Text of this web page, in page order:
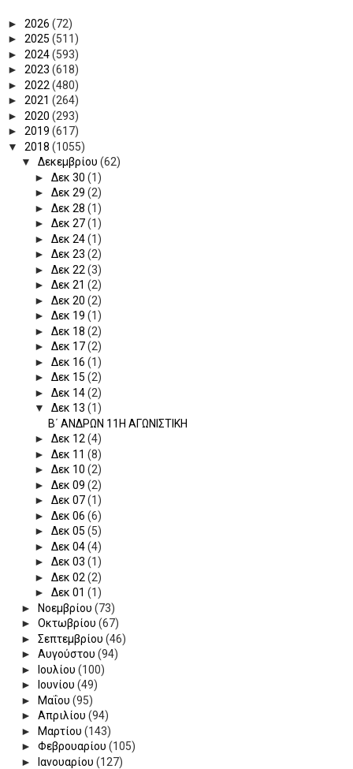
► 2026 (72)
► 2025 (511)
► 2024(593)
► 2023 (618)
► 2022 (480)
► 2021 (264)
► 2020 (293)
► 2019 (617)
▼ 2018 (1055)
▼ Δεκεμβρίου (62)
► Δεκ 30 (1)
► Δεκ 29 (2)
► Δεκ 28 (1)
► Δεκ 27(1)
► Δεκ 24(1)
► Δεκ 23 (2)
► Δεκ 22 (3)
► Δεκ 21 (2)
► Δεκ 20 (2)
► Δεκ 19 (1)
► Δεκ 18 (2)
► Δεκ 17(2)
► Δεκ 16 (1)
► Δεκ 15 (2)
► Δεκ 14(2)
▼ Δεκ 13 (1)
Β΄ ΑΝΔΡΩΝ 11Η ΑΓΩΝΙΣΤΙΚΗ
► Δεκ 12(4)
► Δεκ 11 (8)
► Δεκ 10 (2)
► Δεκ 09 (2)
► Δεκ 07(1)
► Δεκ 06 (6)
► Δεκ 05 (5)
► Δεκ 04(4)
► Δεκ 03 (1)
► Δεκ 02 (2)
► Δεκ 01 (1)
►
Νοεμβρίου (73)
► Οκτωβρίου (67)
► Σεπτεμβρίου (46)
► Αυγούστου (94)
►
Ιουλίου (100)
►
Ιουνίου (49)
►
Μαΐου (95)
► Απριλίου (94)
►
Μαρτίου (143)
► Φεβρουαρίου (105)
►
Ιανουαρίου (127)